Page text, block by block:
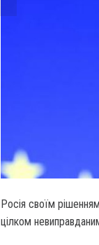
Росія своїм
цілком